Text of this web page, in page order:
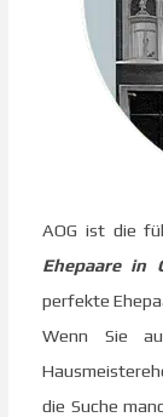
AOG ist die
Ehepaare in
perfekte
Wenn Sie
die Suche